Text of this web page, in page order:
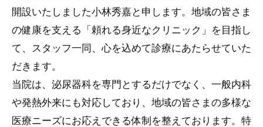
開設いたしました小林秀嘉と申します。地域の皆さま
の健康を支える「頼れる身近なクリニック」を目指し
て、スタッフ一同、心を込めて診療にあたらせていた
だきます。
当院は、泌尿器科を専門とするだけでなく、一般内科
や発熱外来にも対応しており、地域の皆さまの多様な
医療ニーズにお応えできる体制を整えております。特